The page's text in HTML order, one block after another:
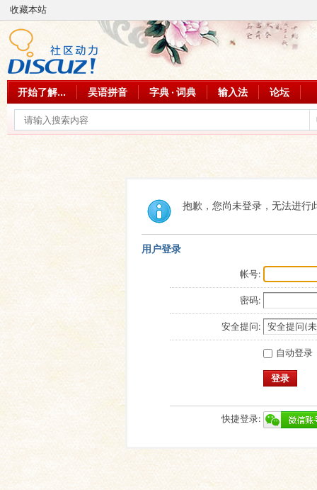
收藏本站
开始了解... 吴语拼音 字典 · 词典 输入法 论坛
抱歉，您尚未登录，无法进行
用户登录
帐号:
密码:
安全提问:
自动登录
登录
快捷登录: